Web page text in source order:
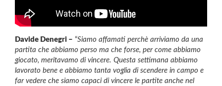
Davide Denegri – “Siamo affamati perchè arriviamo da una
partita che abbiamo perso ma che forse, per come abbiamo
giocato, meritavamo di vincere. Questa settimana abbiamo
lavorato bene e abbiamo tanta voglia di scendere in campo e
far vedere che siamo capaci di vincere le partite anche nel